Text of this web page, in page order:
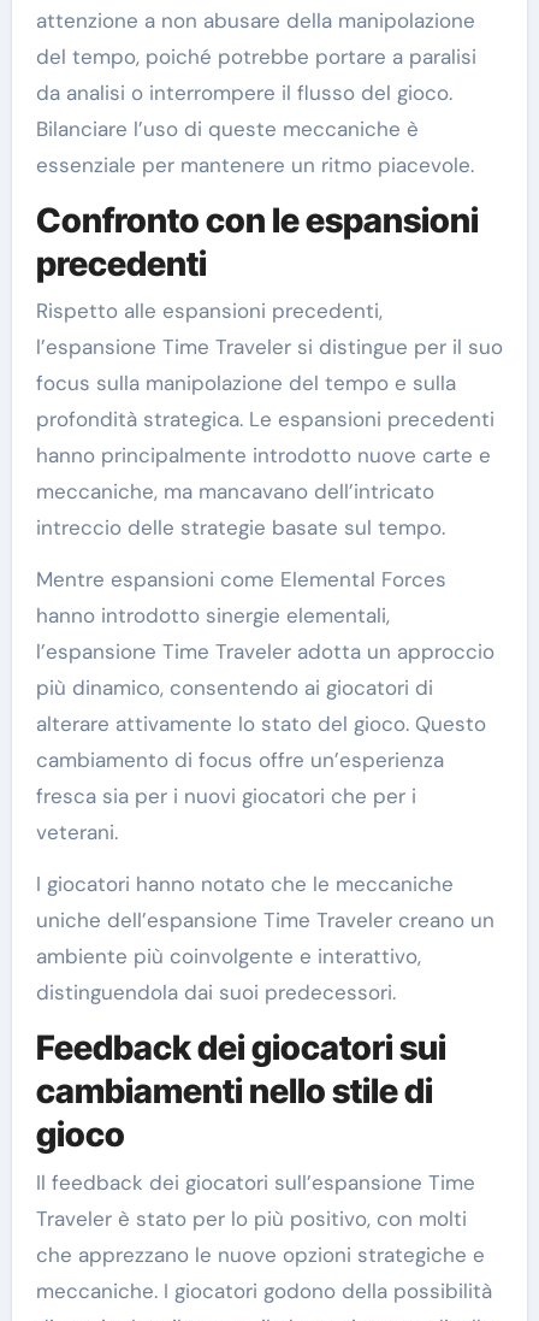
attenzione a non abusare della manipolazione
del tempo, poiché potrebbe portare a paralisi
da analisi o interrompere il flusso del gioco.
Bilanciare l’uso di queste meccaniche è
essenziale per mantenere un ritmo piacevole.
Confronto con le espansioni
precedenti
Rispetto alle espansioni precedenti,
l’espansione Time Traveler si distingue per il suo
focus sulla manipolazione del tempo e sulla
profondità strategica. Le espansioni precedenti
hanno principalmente introdotto nuove carte e
meccaniche, ma mancavano dell’intricato
intreccio delle strategie basate sul tempo.
Mentre espansioni come Elemental Forces
hanno introdotto sinergie elementali,
l’espansione Time Traveler adotta un approccio
più dinamico, consentendo ai giocatori di
alterare attivamente lo stato del gioco. Questo
cambiamento di focus offre un’esperienza
fresca sia per i nuovi giocatori che per i
veterani.
I giocatori hanno notato che le meccaniche
uniche dell’espansione Time Traveler creano un
ambiente più coinvolgente e interattivo,
distinguendola dai suoi predecessori.
Feedback dei giocatori sui
cambiamenti nello stile di
gioco
Il feedback dei giocatori sull’espansione Time
Traveler è stato per lo più positivo, con molti
che apprezzano le nuove opzioni strategiche e
meccaniche. I giocatori godono della possibilità